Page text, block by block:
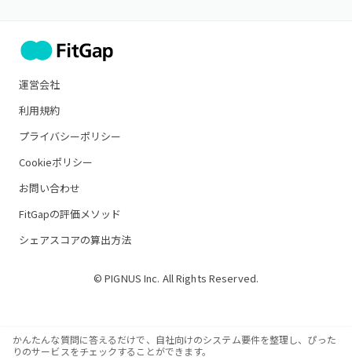
運営会社
利用規約
プライバシーポリシー
Cookieポリシー
お問い合わせ
FitGapの評価メソッド
シェアスコアの算出方法
© PIGNUS Inc. All Rights Reserved.
かんたんな質問に答えるだけで、自社向けのシステム要件を整理し、ぴった
りのサービスをチェックすることができます。